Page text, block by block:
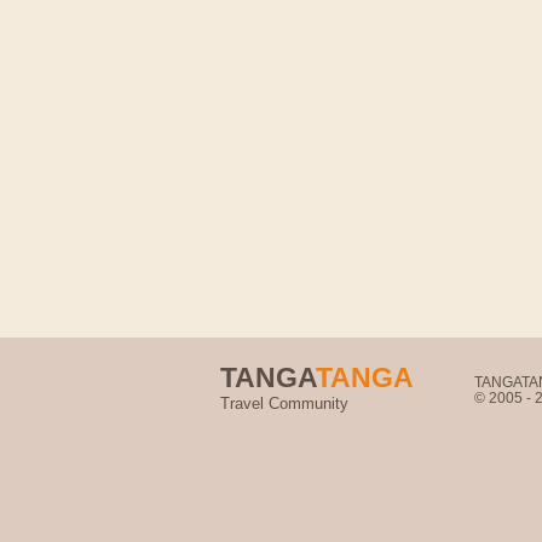
TANGATANGA
Travel Community
© 2005 -